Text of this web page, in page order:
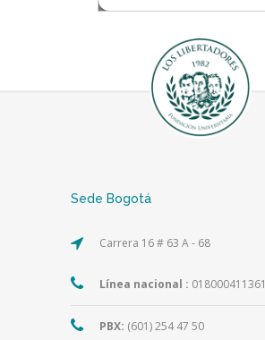
Sede Bogotá
Carrera 16 # 63 A - 68
Línea nacional : 018000411361
PBX: (601) 254 47 50